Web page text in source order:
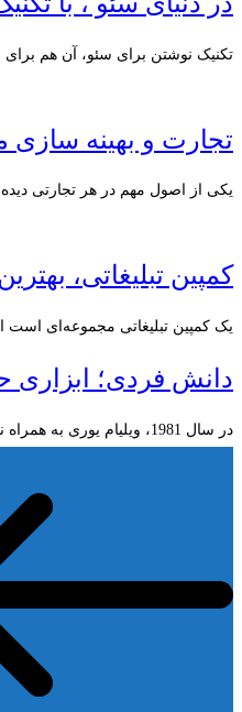
تکنیک نوشتن برای سئو، آن هم برای
تجارت و بهینه سازی
یکی از اصول مهم در هر تجارتی
کمپین تبلیغاتی،
یک کمپین تبلیغاتی مجموعه‌ای است
دانش فردی؛ ابزاری
در سال 1981، ویلیام یوری به همراه نویسندگان کتاب «اصول...